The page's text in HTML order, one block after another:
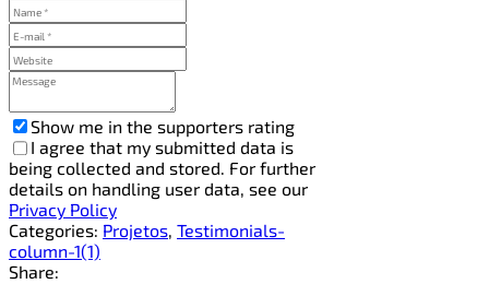
Show me in the supporters rating
I agree that my submitted data is
being collected and stored. For further
details on handling user data, see our
Privacy Policy
Categories: Projetos, Testimonials-
column-1(1)
Share: